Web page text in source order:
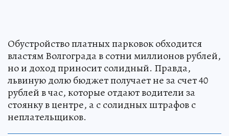
Обустройство платных парковок обходится
властям Волгограда в сотни миллионов рублей,
но и доход приносит солидный. Правда,
львиную долю бюджет получает не за счет 40
рублей в час, которые отдают водители за
стоянку в центре, а с солидных штрафов с
неплательщиков.